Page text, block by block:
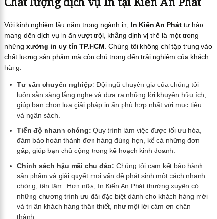
Với kinh nghiệm lâu năm trong ngành in, In Kiến An Pháttự hào
mang đến dịch vụ in ấn vượt trội, khẳng định vị thế là một trong
những xưởng in uy tín TP.HCM . Chúng tôi không chỉ tập trung vào
chất lượng sản phẩm mà còn chú trọng đến trải nghiệm của khách
hàng.
Tư vấn chuyên nghiệp: Đội ngũ chuyên gia của chúng tôi
luôn sẵn sàng lắng nghe và đưa ra những lời khuyên hữu ích,
giúp bạn chọn lựa giải pháp in ấn phù hợp nhất với mục tiêu
và ngân sách.
Tiến độ nhanh chóng: Quy trình làm việc được tối ưu hóa,
đảm bảo hoàn thành đơn hàng đúng hẹn, kể cả những đơn
gấp, giúp bạn chủ động trong kế hoạch kinh doanh.
Chính sách hậu mãi chu đáo: Chúng tôi cam kết bảo hành
sản phẩm và giải quyết mọi vấn đề phát sinh một cách nhanh
chóng, tận tâm. Hơn nữa, In Kiến An Phát thường xuyên có
những chương trình ưu đãi đặc biệt dành cho khách hàng mới
và tri ân khách hàng thân thiết, như một lời cảm ơn chân
thành.